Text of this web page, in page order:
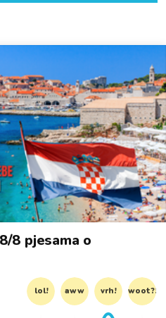
8 pjesama o
lol! aww vrh! woot?!